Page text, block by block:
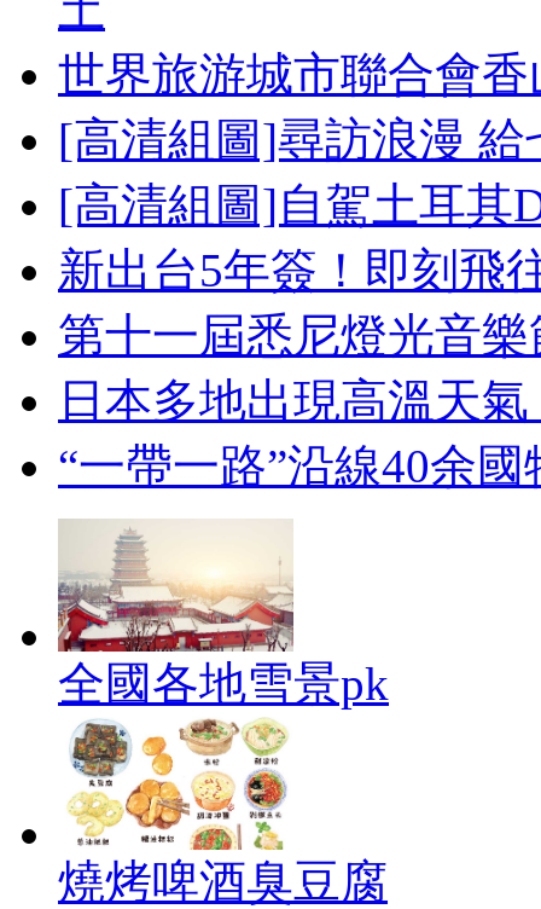
世界旅游城市聯合會
[高清組圖]尋訪浪漫
[高清組圖]自駕土耳其
新出台5年簽！即刻飛
第十一屆悉尼燈光音
日本多地出現高溫天
“一帶一路”沿線40余
全國各地雪景pk
燒烤啤酒臭豆腐